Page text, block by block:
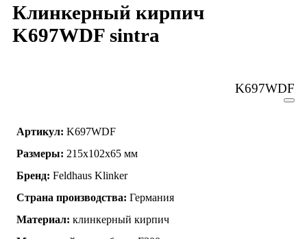
Клинкерный кирпич
K697WDF sintra
K697WDF
Артикул: K697WDF
Размеры: 215х102х65 мм
Бренд: Feldhaus Klinker
Страна производства: Германия
Материал: клинкерный кирпич